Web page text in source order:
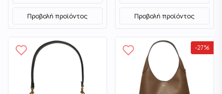
Προβολή προϊόντος Προβολή προϊόντος
-27%